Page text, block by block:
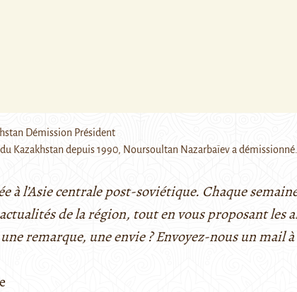
Kazakhstan depuis 1990, Noursoultan Nazarbaïev a démissionné.
à l’Asie centrale post-soviétique. Chaque
de la région, tout en vous proposant les
remarque, une envie ? Envoyez-nous un mail à